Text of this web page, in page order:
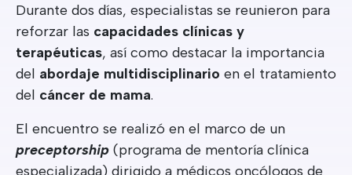
Durante dos días, especialistas se reunieron para
reforzar las capacidades clínicas y
terapéuticas, así como destacar la importancia
del abordaje multidisciplinario en el tratamiento
del cáncer de mama.
El encuentro se realizó en el marco de un
preceptorship (programa de mentoría clínica
especializada) dirigido a médicos oncólogos de